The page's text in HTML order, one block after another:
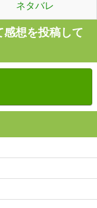
ネタバレ
感想を投稿して